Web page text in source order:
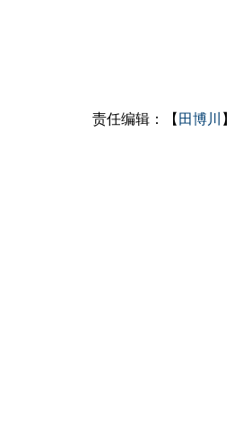
责任编辑：【 田博川 】